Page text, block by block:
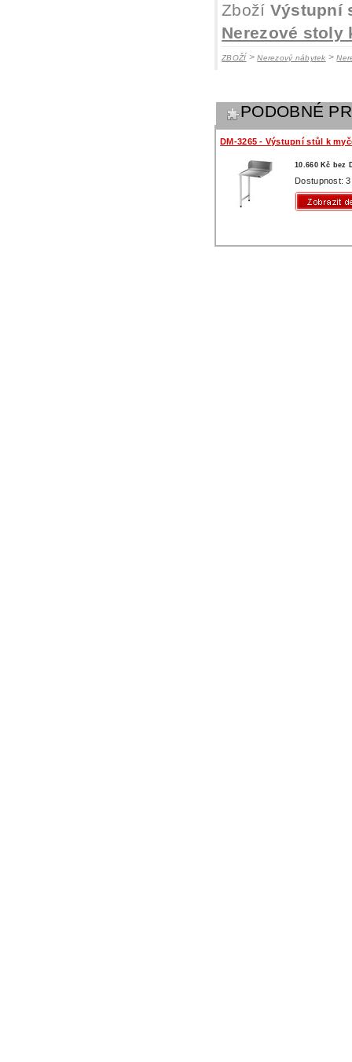
Zboží Výstupní
Nerezové stoly
ZBOŽÍ >Nerezový nábytek >
PODOBNÉ
DM-3265 - Výstupní stůl k
10.660 Kč bez
Dostupnost: